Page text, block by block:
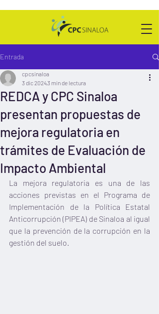
Entrada
REDCA y CPC Sinaloa
presentan propuestas de
mejora regulatoria en
trámites de Evaluación de
Impacto Ambiental
cpcsinaloa
3 dic 20243 min de lectura
La mejora regulatoria es una de las
acciones previstas en el Programa de
Implementación de la Política Estatal
Anticorrupción (PIPEA) de Sinaloa al igual
que la prevención de la corrupción en la
gestión del suelo.